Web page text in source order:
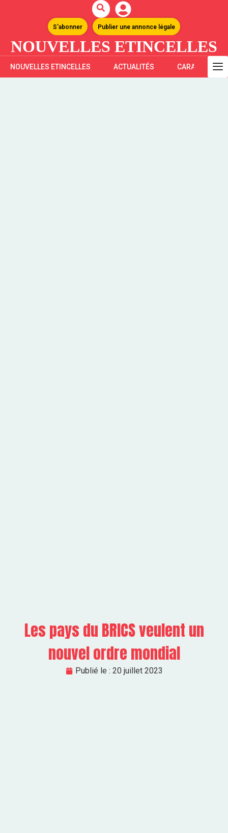
S'abonner Publier une annonce légale
NOUVELLES ETINCELLES
NOUVELLES ETINCELLES ACTUALITÉS CARAÏBES
Les pays du BRICS veulent un
nouvel ordre mondial
Publié le : 20 juillet 2023